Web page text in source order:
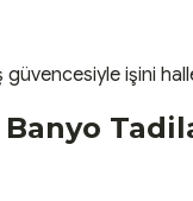
güvencesiyle işini